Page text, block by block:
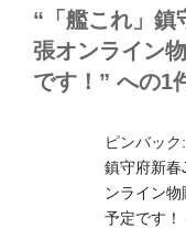
“「艦これ」鎮
張オンライン
です！” への1
ピンバック:
鎮守府新
ンライン
予定です